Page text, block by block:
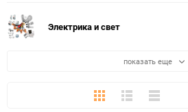
Электрика и свет
показать еще
ПлиткаПодробноКомпактно